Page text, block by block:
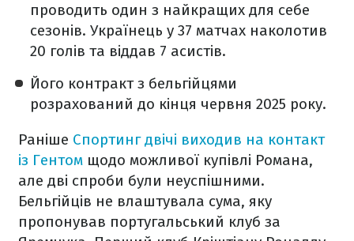
проводить один з найкращих для себе
сезонів. Українець у 37 матчах наколотив
20 голів та віддав 7 асистів.
Його контракт з бельгійцями
розрахований до кінця червня 2025 року.
Раніше Спортинг двічі виходив на контакт
із Гентом щодо можливої купівлі Романа,
але дві спроби були неуспішними.
Бельгійців не влаштувала сума, яку
пропонував португальський клуб за